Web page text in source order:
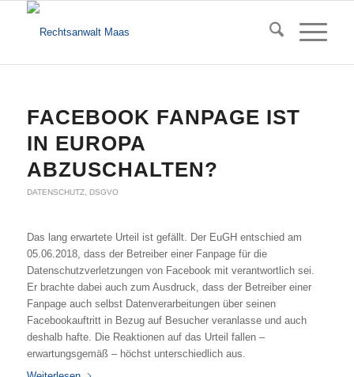
FACEBOOK FANPAGE IST
IN EUROPA
ABZUSCHALTEN?
DATENSCHUTZ, DSGVO
Das lang erwartete Urteil ist gefällt. Der EuGH entschied am
05.06.2018, dass der Betreiber einer Fanpage für die
Datenschutzverletzungen von Facebook mit verantwortlich sei.
Er brachte dabei auch zum Ausdruck, dass der Betreiber einer
Fanpage auch selbst Datenverarbeitungen über seinen
Facebookauftritt in Bezug auf Besucher veranlasse und auch
deshalb hafte. Die Reaktionen auf das Urteil fallen –
erwartungsgemäß – höchst unterschiedlich aus.